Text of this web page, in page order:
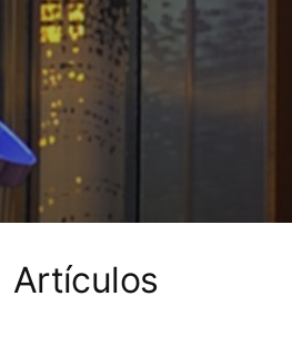
Artículos